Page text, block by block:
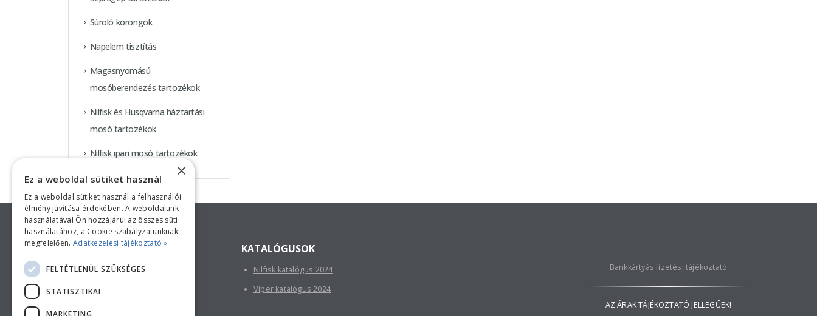
Súroló korongok
Napelem tisztítás
Magasnyomású
mosóberendezés tartozékok
Nilfisk és Husqvarna háztartási
mosó tartozékok
Nilfisk ipari mosó tartozékok
Keressen minket!
ELÉRHETŐSÉGÜNK
TELEPHELY:
KATALÓGUSOK
Nilfisk katalógus 2024
Viper katalógus 2024
Bankkártyás fizetési tájékoztató
AZ ÁRAK TÁJÉKOZTATÓ JELLEGŰEK!
×
Ez a weboldal sütiket használ
Ez a weboldal sütiket használ a felhasználói
élmény javítása érdekében. A weboldalunk
használatával Ön hozzájárul az összes süti
használatához, a Cookie szabályzatunknak
megfelelően. Adatkezelési tájékoztató »
FELTÉTLENÜL SZÜKSÉGES
STATISZTIKAI
MARKETING